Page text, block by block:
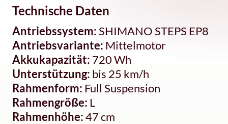
Technische Daten
Antriebssystem:SHIMANO STEPS EP8
Antriebsvariante: Mittelmotor
Akkukapazität: 720 Wh
Unterstützung: bis 25 km/h
Rahmenform: Full Suspension
Rahmengröße: L
Rahmenhöhe:47 cm